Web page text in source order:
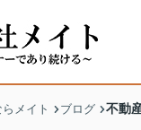
メイト ブログ 不動